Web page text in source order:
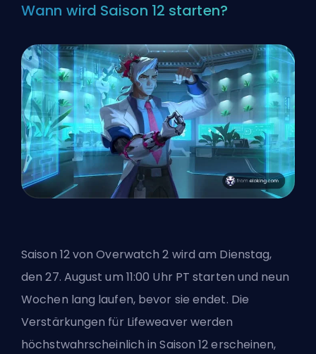
Wann wird Saison 12 starten?
Saison 12 von Overwatch 2 wird am Dienstag,
den 27. August um 11:00 Uhr PT starten und neun
Wochen lang laufen, bevor sie endet. Die
Verstärkungen für Lifeweaver werden
höchstwahrscheinlich in Saison 12 erscheinen,